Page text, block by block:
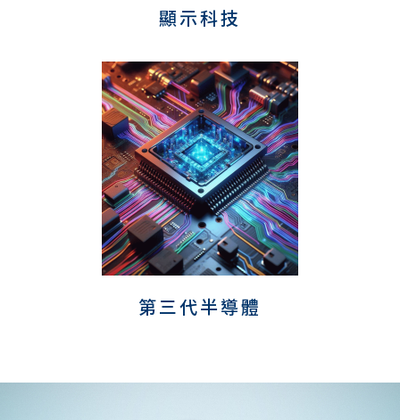
顯示科技
第三代半導體